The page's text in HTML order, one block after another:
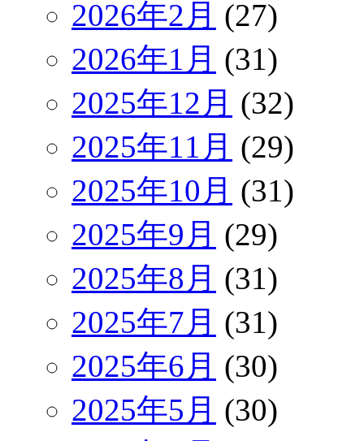
2026年2月 (27)
2026年1月 (31)
2025年12月 (32)
2025年11月 (29)
2025年10月 (31)
2025年9月 (29)
2025年8月 (31)
2025年7月 (31)
2025年6月 (30)
2025年5月 (30)